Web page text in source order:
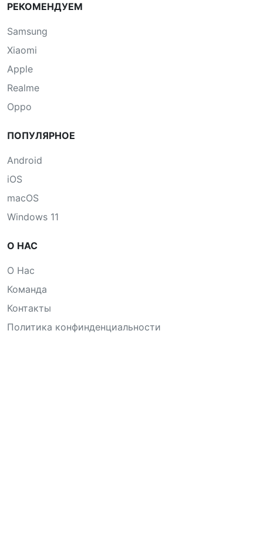
РЕКОМЕНДУЕМ
Samsung
Xiaomi
Apple
Realme
Oppo
ПОПУЛЯРНОЕ
Android
iOS
macOS
Windows 11
О НАС
О Нас
Команда
Контакты
Политика конфинденциальности